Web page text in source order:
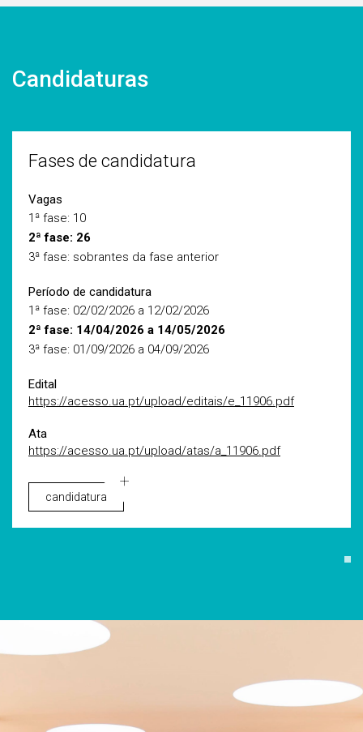
Candidaturas
Fases de candidatura
Vagas
1ª fase: 10
2ª fase: 26
3ª fase: sobrantes da fase anterior
Período de candidatura
1ª fase: 02/02/2026 a 12/02/2026
2ª fase: 14/04/2026 a 14/05/2026
3ª fase: 01/09/2026 a 04/09/2026
Edital
https://acesso.ua.pt/upload/editais/e_11906.pdf
Ata
https://acesso.ua.pt/upload/atas/a_11906.pdf
candidatura